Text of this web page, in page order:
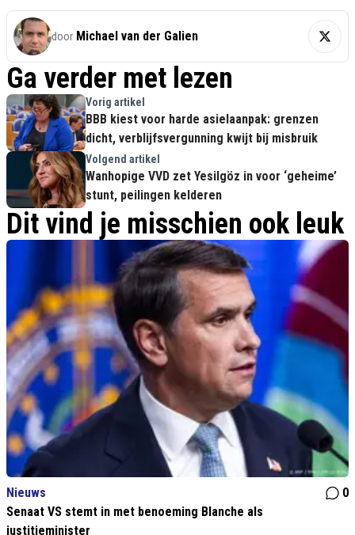
door Michael van der Galien
Ga verder met lezen
Vorig artikel
BBB kiest voor harde asielaanpak: grenzen
dicht, verblijfsvergunning kwijt bij misbruik
Volgend artikel
Wanhopige VVD zet Yesilgöz in voor ‘geheime’
stunt, peilingen kelderen
Dit vind je misschien ook leuk
Nieuws
0
Senaat VS stemt in met benoeming Blanche als
justitieminister